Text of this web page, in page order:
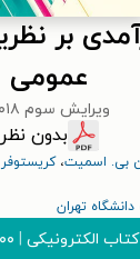
بر
عمومی
ویرایش سوم ۲۰۱۸
بدون نظر
بی. اسمیت،کریستوفر
دانشگاه تهران
الکترونیکی |